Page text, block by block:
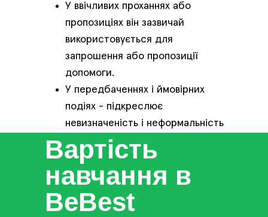
У ввічливих проханнях або
пропозиціях він зазвичай
використовується для
запрошення або пропозиції
допомоги.
У передбаченнях і ймовірних
подіях - підкреслює
невизначеність і неформальність
висловлювання.
Вартість
навчання в
BeBest